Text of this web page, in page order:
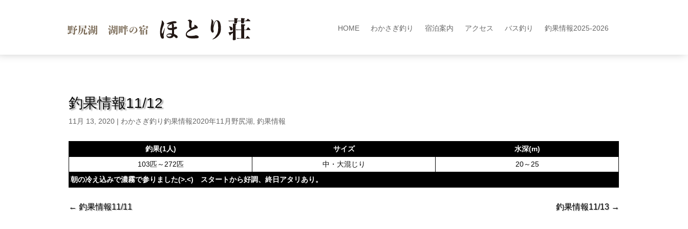
HOME わかさぎ釣り 宿泊案内 アクセス バス釣り 釣果情報2025-2026
釣果情報11/12
11月 13, 2020 | わかさぎ釣り釣果情報2020年11月野尻湖 ,釣果情報
釣果(1人) サイズ
水深(m)
103匹～272匹
中・大混じり
20～25
朝の冷え込みで濃霧で参りました(>.<) スタートから好調、終日アタリあり。
←釣果情報11/11 釣果情報11/13→